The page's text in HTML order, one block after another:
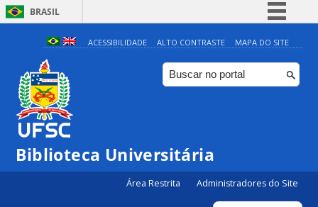
BRASIL
Simplifique!
Comunica BR
Participe
Canais
ACESSIBILIDADE ALTO CONTRASTE MAPA DO SITE
Biblioteca Universitária
Área Restrita Administradores do Site